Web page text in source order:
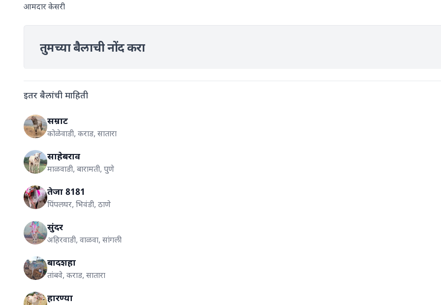
आमदार केसरी
तुमच्या बैलाची नोंद करा
इतर बैलांची माहिती
सम्राट
कोळेवाडी, कराड, सातारा
साहेबराव
माळवाडी, बारामती, पुणे
तेजा 8181
पिंपलघर, भिवंडी, ठाणे
सुंदर
अहिरवाडी, वाळवा, सांगली
बादशहा
तांबवे, कराड, सातारा
हारण्या